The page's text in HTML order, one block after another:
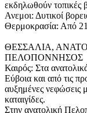
εκδηλωθούν τοπικές
Ανεμοι: Δυτικοί
Θερμοκρασία: Από
ΘΕΣΣΑΛΙΑ,
ΠΕΛΟΠΟΝΝΗΣΟΣ
Καιρός: Στα
Εύβοια και από τις
αυξημένες νεφώσεις
καταιγίδες.
Στην ανατολική